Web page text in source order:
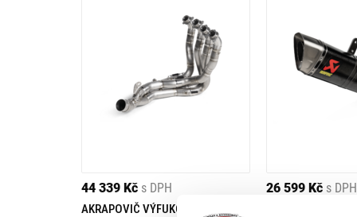
44 339 Kč s DPH
AKRAPOVIČ VÝFUKOVÉ POTRUBIE
26 599 Kč s DPH